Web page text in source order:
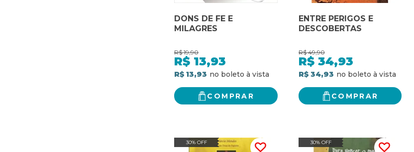
DONS DE FE E
MILAGRES
R$ 19,90
R$ 13,93
R$ 13,93
COMPRAR
ENTRE PERIGOS E
DESCOBERTAS
R$ 49,90
R$ 34,93
R$ 34,93
COMPRAR
30% OFF 30% OFF